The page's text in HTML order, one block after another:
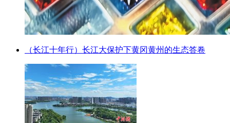
（长江十年行）长江大保护下黄冈黄州的生态答卷